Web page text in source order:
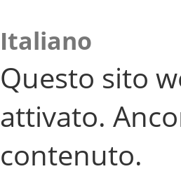
Italiano
Questo sito
attivato.
contenuto.